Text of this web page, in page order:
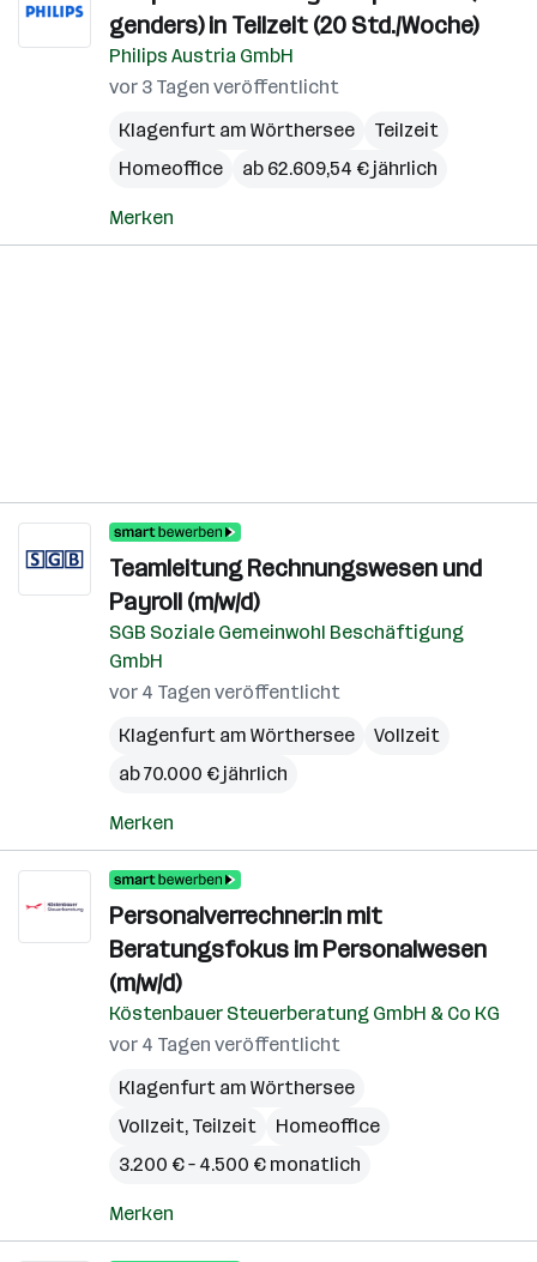
genders) in Teilzeit (20 Std./Woche)
Philips Austria GmbH
vor 3 Tagen veröffentlicht
Klagenfurt am Wörthersee
Teilzeit
Homeoffice
ab 62.609,54 € jährlich
Merken
Teamleitung Rechnungswesen und
Payroll (m/w/d)
SGB Soziale Gemeinwohl Beschäftigung
GmbH
vor 4 Tagen veröffentlicht
Klagenfurt am Wörthersee
Vollzeit
ab 70.000 € jährlich
Merken
Personalverrechner:in mit
Beratungsfokus im Personalwesen
(m/w/d)
Köstenbauer Steuerberatung GmbH & Co KG
vor 4 Tagen veröffentlicht
Klagenfurt am Wörthersee
Vollzeit, Teilzeit
Homeoffice
3.200 € – 4.500 € monatlich
Merken